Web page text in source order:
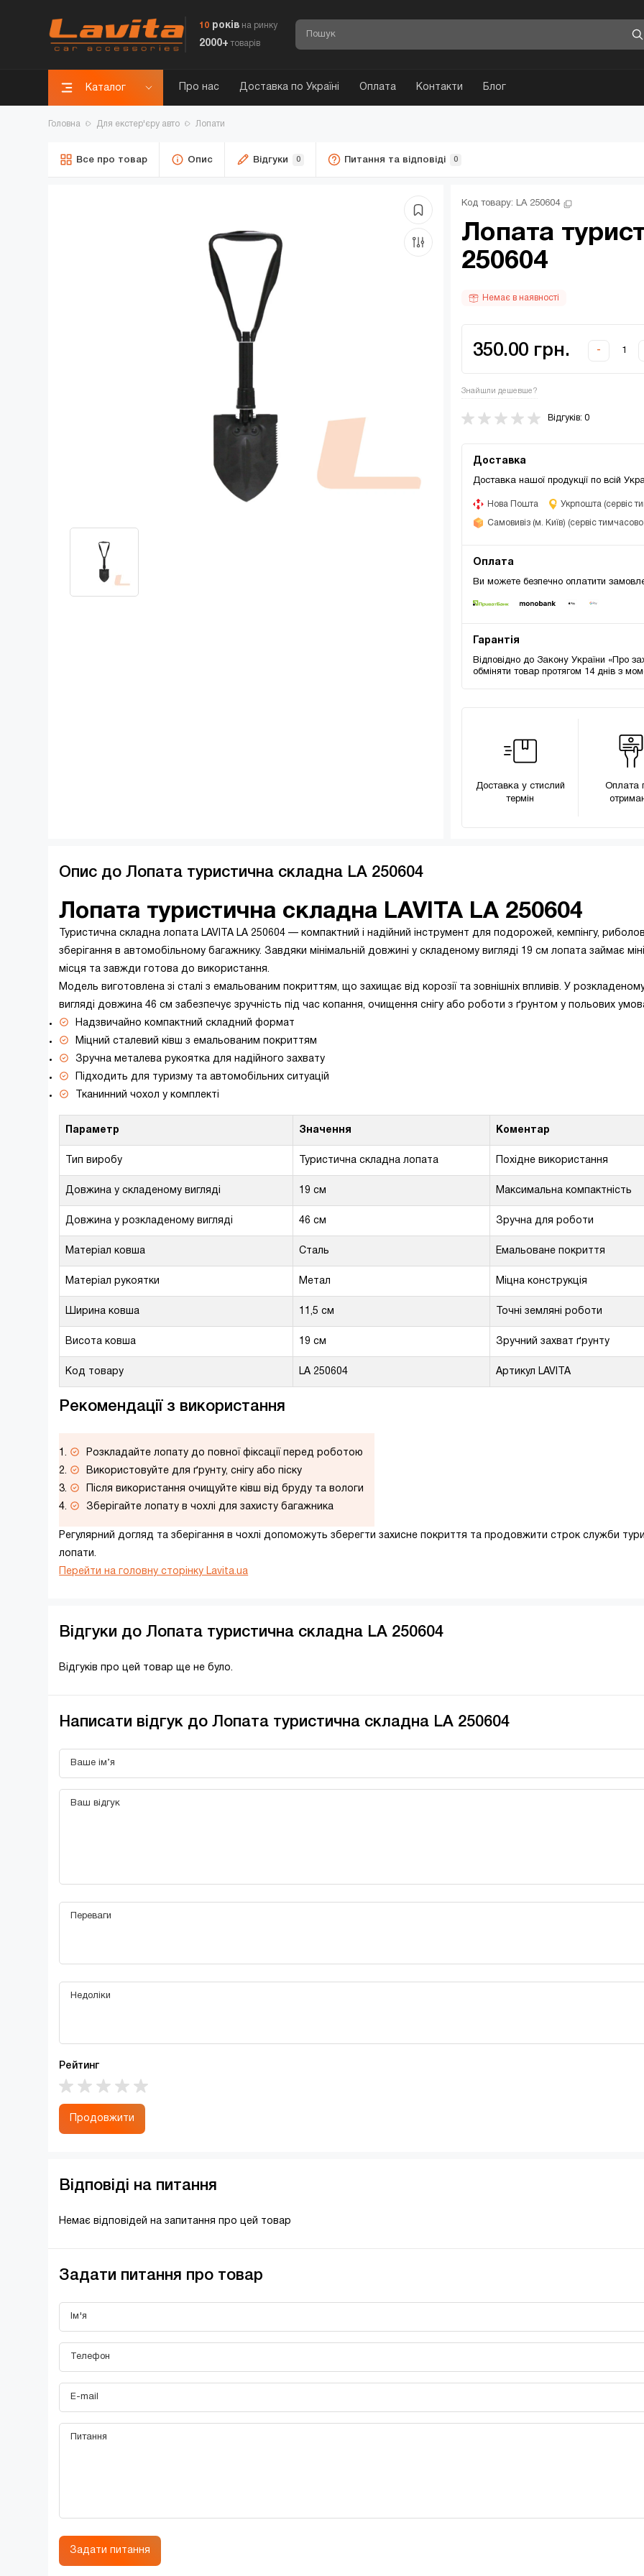
10 років на ринку
2000+ товарів
Каталог Про нас Доставка по Україні Оплата Контакти Блог
Головна Для екстер'єру авто Лопати
Все про товар Опис Відгуки 0 Питання та відповіді 0
Код товару: LA 250604
Лопата
250604
Немає в наявності
350.00 грн. -
Знайшли дешевше?
Відгуків: 0
Доставка
Доставка нашої продукції по всій
Нова Пошта Укрпошта (сервіс
Самовивіз (м. Київ) (сервіс
Оплата
Ви можете безпечно оплатити
Гарантія
Відповідно до Закону України «Про
обміняти товар протягом 14 днів з
Доставка у стислий
термін
Оплата
Опис до Лопата туристична складна LA 250604
Лопата туристична складна LAVITA LA 250604
Туристична складна лопата LAVITA LA 250604 — компактний і надійний інструмент для подорожей, кемпінгу,
зберігання в автомобільному багажнику. Завдяки мінімальній довжині у складеному вигляді 19 см лопата займає
місця та завжди готова до використання.
Модель виготовлена зі сталі з емальованим покриттям, що захищає від корозії та зовнішніх впливів. У
вигляді довжина 46 см забезпечує зручність під час копання, очищення снігу або роботи з ґрунтом у польових
Надзвичайно компактний складний формат
Міцний сталевий ківш з емальованим покриттям
Зручна металева рукоятка для надійного захвату
Підходить для туризму та автомобільних ситуацій
Тканинний чохол у комплекті
Параметр Значення Коментар
Тип виробу Туристична складна лопата Похідне використання
Довжина у складеному вигляді 19 см Максимальна компактність
Довжина у розкладеному вигляді 46 см Зручна для роботи
Матеріал ковша Сталь Емальоване покриття
Матеріал рукоятки Метал Міцна конструкція
Ширина ковша 11,5 см Точні земляні роботи
Висота ковша 19 см Зручний захват ґрунту
Код товару LA 250604 Артикул LAVITA
Рекомендації з використання
Розкладайте лопату до повної фіксації перед роботою
Використовуйте для ґрунту, снігу або піску
Після використання очищуйте ківш від бруду та вологи
Зберігайте лопату в чохлі для захисту багажника
Регулярний догляд та зберігання в чохлі допоможуть зберегти захисне покриття та продовжити строк служби
лопати.
Перейти на головну сторінку Lavita.ua
Відгуки до Лопата туристична складна LA 250604
Відгуків про цей товар ще не було.
Написати відгук до Лопата туристична складна LA 250604
Рейтинг
Продовжити
Відповіді на питання
Немає відповідей на запитання про цей товар
Задати питання про товар
Задати питання